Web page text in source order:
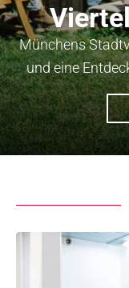
Münchens
und eine